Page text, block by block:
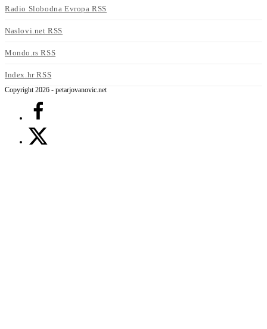
Radio Slobodna Evropa RSS
Naslovi.net RSS
Mondo.rs RSS
Index.hr RSS
Copyright 2026 - petarjovanovic.net